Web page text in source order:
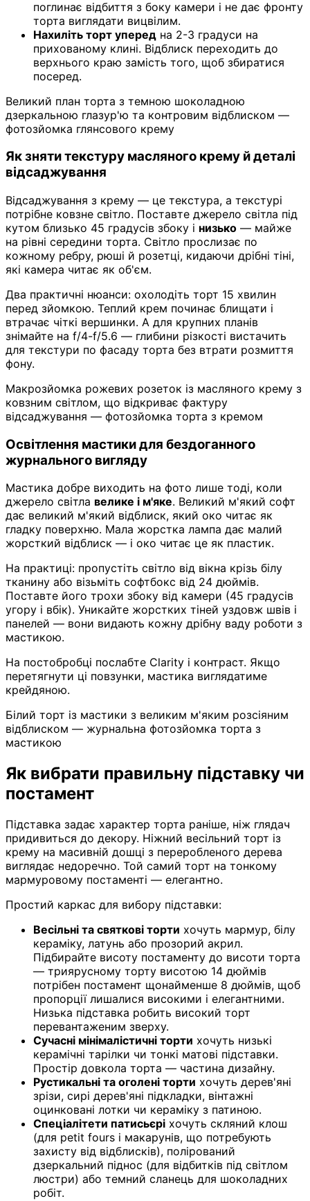
поглинає відбиття з боку камери і не дає фронту
торта виглядати вицвілим.
Нахиліть торт уперед на 2-3 градуси на
прихованому клині. Відблиск переходить до
верхнього краю замість того, щоб збиратися
посеред.
Великий план торта з темною шоколадною
дзеркальною глазур'ю та контровим відблиском —
фотозйомка глянсового крему
Як зняти текстуру масляного крему й деталі
відсаджування
Відсаджування з крему — це текстура, а текстурі
потрібне ковзне світло. Поставте джерело світла під
кутом близько 45 градусів збоку і низько — майже
на рівні середини торта. Світло прослизає по
кожному ребру, рюші й розетці, кидаючи дрібні тіні,
які камера читає як об'єм.
Два практичні нюанси: охолодіть торт 15 хвилин
перед зйомкою. Теплий крем починає блищати і
втрачає чіткі вершинки. А для крупних планів
знімайте на f/4-f/5.6 — глибини різкості вистачить
для текстури по фасаду торта без втрати розмиття
фону.
Макрозйомка рожевих розеток із масляного крему з
ковзним світлом, що відкриває фактуру
відсаджування — фотозйомка торта з кремом
Освітлення мастики для бездоганного
журнального вигляду
Мастика добре виходить на фото лише тоді, коли
джерело світла велике і м'яке. Великий м'який софт
дає великий м'який відблиск, який око читає як
гладку поверхню. Мала жорстка лампа дає малий
жорсткий відблиск — і око читає це як пластик.
На практиці: пропустіть світло від вікна крізь білу
тканину або візьміть софтбокс від 24 дюймів.
Поставте його трохи збоку від камери (45 градусів
угору і вбік). Уникайте жорстких тіней уздовж швів і
панелей — вони видають кожну дрібну ваду роботи з
мастикою.
На постобробці послабте Clarity і контраст. Якщо
перетягнути ці повзунки, мастика виглядатиме
крейдяною.
Білий торт із мастики з великим м'яким розсіяним
відблиском — журнальна фотозйомка торта з
мастикою
Як вибрати правильну підставку чи
постамент
Підставка задає характер торта раніше, ніж глядач
придивиться до декору. Ніжний весільний торт із
крему на масивній дошці з переробленого дерева
виглядає недоречно. Той самий торт на тонкому
мармуровому постаменті — елегантно.
Простий каркас для вибору підставки:
Весільні та святкові торти хочуть мармур, білу
кераміку, латунь або прозорий акрил.
Підбирайте висоту постаменту до висоти торта
— триярусному торту висотою 14 дюймів
потрібен постамент щонайменше 8 дюймів, щоб
пропорції лишалися високими і елегантними.
Низька підставка робить високий торт
перевантаженим зверху.
Сучасні мінімалістичні торти хочуть низькі
керамічні тарілки чи тонкі матові підставки.
Простір довкола торта — частина дизайну.
Рустикальні та оголені торти хочуть дерев'яні
зрізи, сирі дерев'яні підкладки, вінтажні
оцинковані лотки чи кераміку з патиною.
Спеціалітети патисьєрі хочуть скляний клош
(для petit fours і макарунів, що потребують
захисту від відблисків), полірований
дзеркальний піднос (для відбитків під світлом
люстри) або темний сланець для шоколадних
робіт.